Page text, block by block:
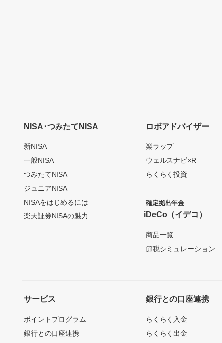
NISA･つみたてNISA
新NISA
一般NISA
つみたてNISA
ジュニアNISA
NISAをはじめるには
楽天証券NISAの魅力
ロボアドバイザー
楽ラップ
ウェルスナビ×R
らくらく投資
確定拠出年金
iDeCo（イデコ）
商品一覧
節税シミュレーション
サービス
ポイントプログラム
銀行との口座連携
銀行との口座連携
らくらく入金
らくらく出金